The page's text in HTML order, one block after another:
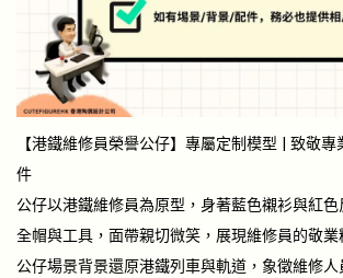
【港鐵維修員榮譽公仔】專屬定制模型 | 致敬
件
公仔以港鐵維修員為原型，身著藍色襯衫與紅
全帽與工具，面帶親切微笑，展現維修員的敬業
公仔場景背景還原港鐵列車與軌道，象徵維修